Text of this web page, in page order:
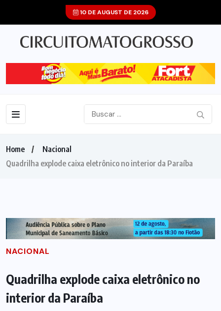
10 DE AUGUST DE 2026
Home
Nacional
Quadrilha explode caixa eletrônico no interior da Paraíba
NACIONAL
Quadrilha explode caixa eletrônico no
interior da Paraíba